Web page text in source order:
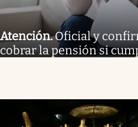
Atención.Oficial y
cobrar la pensión si